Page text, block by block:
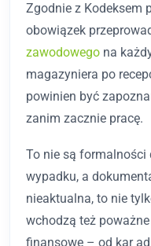
Zgodnie z Kodeksem
obowiązek
zawodowego na
magazyniera po
powinien być
zanim zacznie pracę.
To nie są formalności
wypadku, a
nieaktualna, to nie
wchodzą też
finansowe – od kar